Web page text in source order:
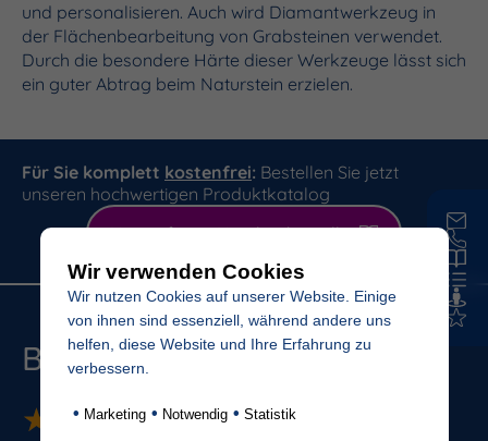
und personalisieren. Auch wird Diamantwerkzeug in
der Flächenbearbeitung von Grabsteinen verwendet.
Durch die besondere Härte dieser Werkzeuge lässt sich
ein guter Abtrag beim Naturstein erzielen.
Für Sie komplett kostenfrei: Bestellen Sie jetzt
unseren hochwertigen Produktkatalog
KostenfreienKatalog bestellen
Budde Grabmale
★
★★★★
★ ★★★★
Wir verwenden Cookies
Wir nutzen Cookies auf unserer Website. Einige
von ihnen sind essenziell, während andere uns
helfen, diese Website und Ihre Erfahrung zu
verbessern.
• Marketing • Notwendig • Statistik